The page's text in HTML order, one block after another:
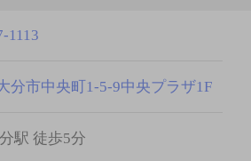
1113
分市中央町1-5-9中央プラザ1F
駅 徒歩5分